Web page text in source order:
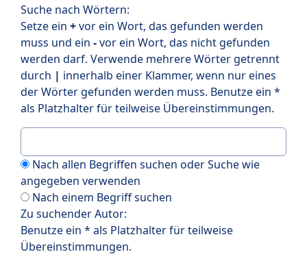
Suche nach Wörtern:
Setze ein +vor ein Wort, das gefunden werden
muss und ein -vor ein Wort, das nicht gefunden
werden darf. Verwende mehrere Wörter getrennt
durch | innerhalb einer Klammer, wenn nur eines
der Wörter gefunden werden muss. Benutze ein *
als Platzhalter für teilweise Übereinstimmungen.
Nach allen Begriffen suchen oder Suche wie
angegeben verwenden
Nach einem Begriff suchen
Zu suchender Autor:
Benutze ein * als Platzhalter für teilweise
Übereinstimmungen.